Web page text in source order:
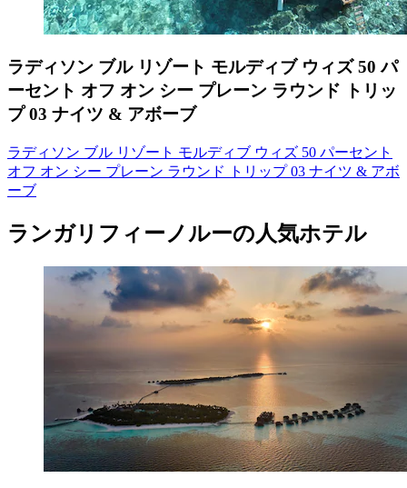
ラディソン ブル リゾート モルディブ ウィズ 50 パ
ーセント オフ オン シー プレーン ラウンド トリッ
プ 03 ナイツ & アボーブ
ラディソン ブル リゾート モルディブ ウィズ 50 パーセント
オフ オン シー プレーン ラウンド トリップ 03 ナイツ & アボ
ーブ
ランガリフィーノルーの人気ホテル